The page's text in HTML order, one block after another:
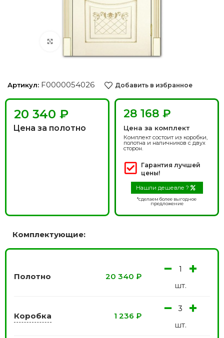
Нажмите, чтобы увеличить
Артикул: F0000054026 Добавить в избранное
₽
Цена за полотно
28 168 ₽
Цена за комплект
Комплект состоит из коробки,
полотна и наличников с двух
сторон.
Гарантия лучшей
цены!
Нашли дешевле ?
*сделаем более выгодное
предложение
Комплектующие:
Полотно 20 340 ₽ − +
шт.
Коробка 1 236 ₽ − +
шт.